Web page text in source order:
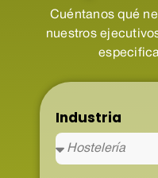
Cuéntanos qué
nuestros
Industria